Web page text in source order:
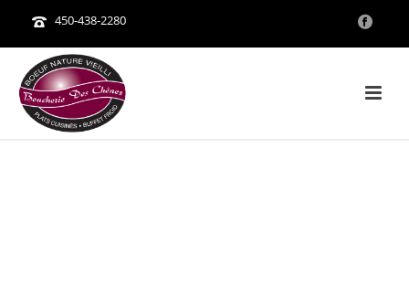
450-438-2280